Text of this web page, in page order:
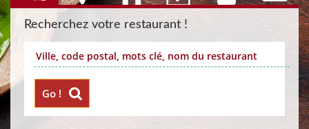
Recherchez votre restaurant !
Go !